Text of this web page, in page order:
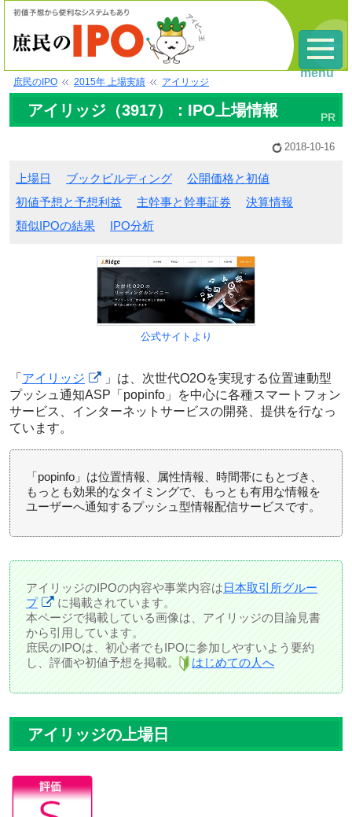
庶民のIPO 2015年 上場実績 アイリッジ
アイリッジ（3917）：IPO上場情報
2018-10-16
上場日 ブックビルディング
公開価格と初値
初値予想と予想利益
主幹事と幹事証券
決算情報
類似IPOの結果
IPO分析
公式サイトより
「 アイリッジ
」は、次世代O2Oを実現する位置連動型
プッシュ通知ASP「popinfo」を中心に各種スマートフォン
サービス、インターネットサービスの開発、提供を行なっ
ています。
「popinfo」は位置情報、属性情報、時間帯にもとづき、
もっとも効果的なタイミングで、もっとも有用な情報を
ユーザーへ通知するプッシュ型情報配信サービスです。
アイリッジのIPOの内容や事業内容は日本取引所グルー
プ
に掲載されています。
本ページで掲載している画像は、アイリッジの目論見書
から引用しています。
庶民のIPOは、初心者でもIPOに参加しやすいよう要約
し、評価や初値予想を掲載。
はじめての人へ
アイリッジの上場日
menu